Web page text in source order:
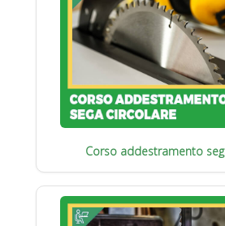
Corso addestramento